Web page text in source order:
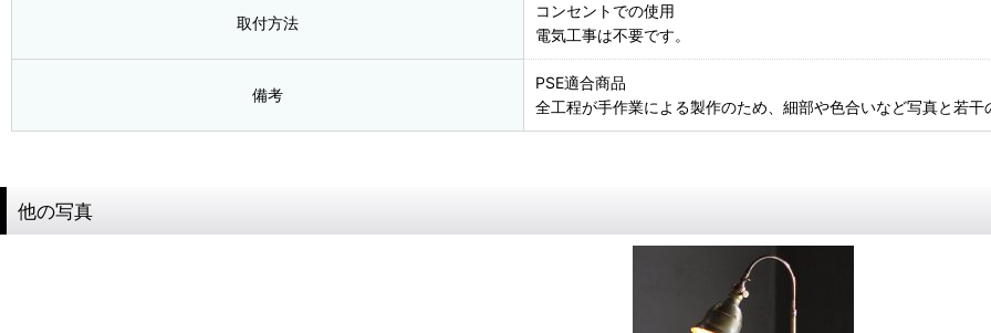
取付方法
コンセントでの使用
電気工事は不要です。
備考
PSE適合商品
全工程が手作業による製作のため、細部や色合いなど写真と若干
他の写真